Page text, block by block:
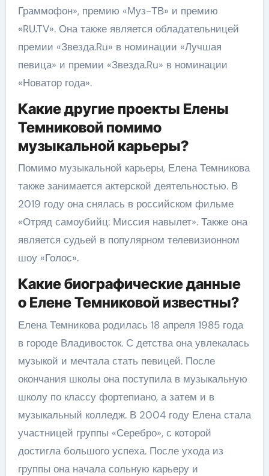
Граммофон», премию «Муз-ТВ» и премию
«RU.TV». Она также является обладательницей
премии «Звезда.Ru» в номинации «Лучшая
певица» и премии «Звезда.Ru» в номинации
«Новатор года».
Какие другие проекты Елены
Темниковой помимо
музыкальной карьеры?
Помимо музыкальной карьеры, Елена Темникова
также занимается актерской деятельностью. В
2019 году она снялась в российском фильме
«Отряд самоубийц: Миссия навылет». Также она
является судьей в популярном телевизионном
шоу «Голос».
Какие биографические данные
о Елене Темниковой известны?
Елена Темникова родилась 18 апреля 1985 года
в городе Владивосток. С детства она увлекалась
музыкой и мечтала стать певицей. После
окончания школы она поступила в музыкальную
школу по классу фортепиано, а затем и в
музыкальный колледж. В 2004 году Елена стала
участницей группы «Серебро», с которой
достигла большого успеха. После ухода из
группы она начала сольную карьеру и